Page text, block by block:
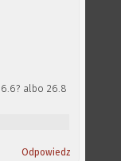
albo 26.8
Odpowiedz